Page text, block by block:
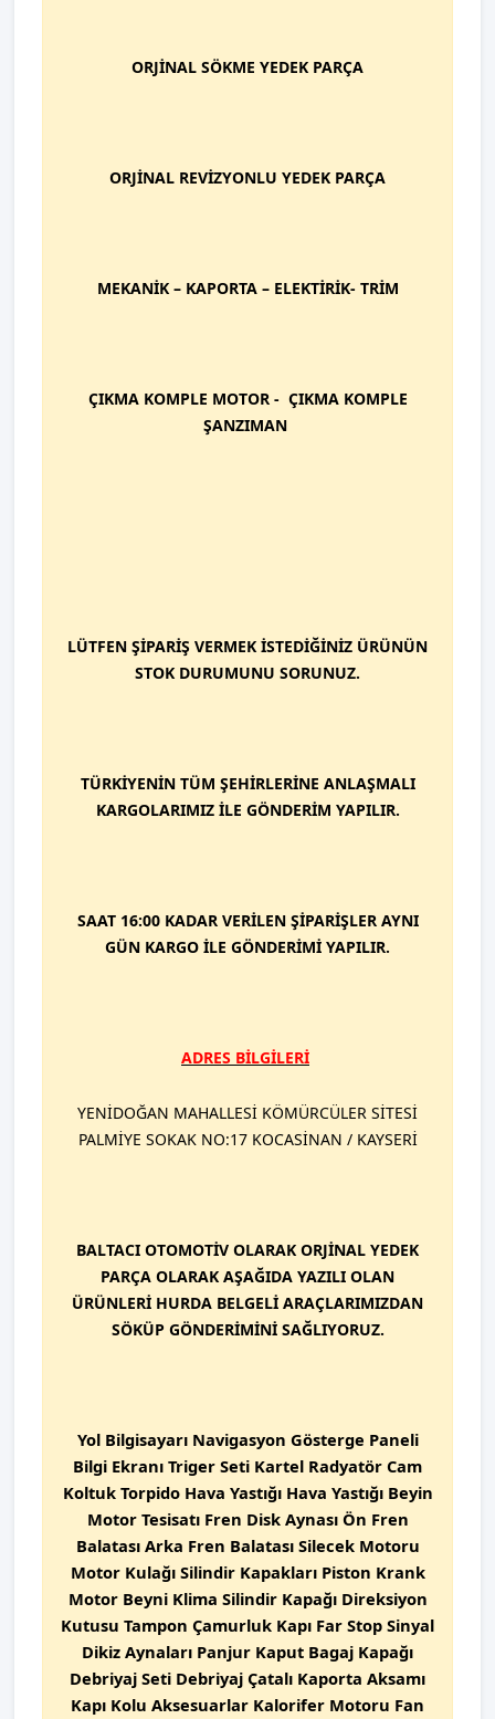
ORJİNAL SÖKME YEDEK PARÇA
ORJİNAL REVİZYONLU YEDEK PARÇA
MEKANİK – KAPORTA – ELEKTİRİK- TRİM
ÇIKMA KOMPLE MOTOR - ÇIKMA KOMPLE
ŞANZIMAN
LÜTFEN ŞİPARİŞ VERMEK İSTEDİĞİNİZ ÜRÜNÜN
STOK DURUMUNU SORUNUZ.
TÜRKİYENİN TÜM ŞEHİRLERİNE ANLAŞMALI
KARGOLARIMIZ İLE GÖNDERİM YAPILIR.
SAAT 16:00 KADAR VERİLEN ŞİPARİŞLER AYNI
GÜN KARGO İLE GÖNDERİMİ YAPILIR.
ADRES BİLGİLERİ
YENİDOĞAN MAHALLESİ KÖMÜRCÜLER SİTESİ
PALMİYE SOKAK NO:17 KOCASİNAN / KAYSERİ
BALTACI OTOMOTİV OLARAK ORJİNAL YEDEK
PARÇA OLARAK AŞAĞIDA YAZILI OLAN
ÜRÜNLERİ HURDA BELGELİ ARAÇLARIMIZDAN
SÖKÜP GÖNDERİMİNİ SAĞLIYORUZ.
Yol Bilgisayarı Navigasyon Gösterge Paneli
Bilgi Ekranı Triger Seti Kartel Radyatör Cam
Koltuk Torpido Hava Yastığı Hava Yastığı Beyin
Motor Tesisatı Fren Disk Aynası Ön Fren
Balatası Arka Fren Balatası Silecek Motoru
Motor Kulağı Silindir Kapakları Piston Krank
Motor Beyni Klima Silindir Kapağı Direksiyon
Kutusu Tampon Çamurluk Kapı Far Stop Sinyal
Dikiz Aynaları Panjur Kaput Bagaj Kapağı
Debriyaj Seti Debriyaj Çatalı Kaporta Aksamı
Kapı Kolu Aksesuarlar Kalorifer Motoru Fan